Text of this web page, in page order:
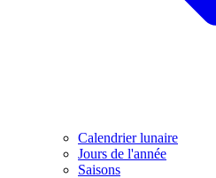
Calendrier lunaire
Jours de l'année
Saisons